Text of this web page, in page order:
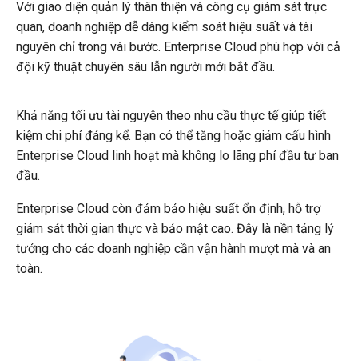
Với giao diện quản lý thân thiện và công cụ giám sát trực
quan, doanh nghiệp dễ dàng kiểm soát hiệu suất và tài
nguyên chỉ trong vài bước. Enterprise Cloud phù hợp với cả
đội kỹ thuật chuyên sâu lẫn người mới bắt đầu.
Khả năng tối ưu tài nguyên theo nhu cầu thực tế giúp tiết
kiệm chi phí đáng kể. Bạn có thể tăng hoặc giảm cấu hình
Enterprise Cloud linh hoạt mà không lo lãng phí đầu tư ban
đầu.
Enterprise Cloud còn đảm bảo hiệu suất ổn định, hỗ trợ
giám sát thời gian thực và bảo mật cao. Đây là nền tảng lý
tưởng cho các doanh nghiệp cần vận hành mượt mà và an
toàn.